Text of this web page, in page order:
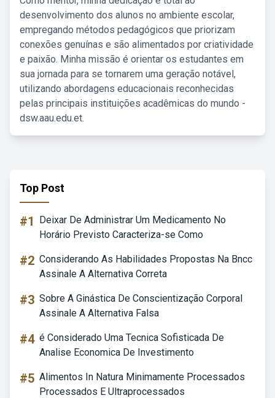
desenvolvimento dos alunos no ambiente escolar,
empregando métodos pedagógicos que priorizam
conexões genuínas e são alimentados por criatividade
e paixão. Minha missão é orientar os estudantes em
sua jornada para se tornarem uma geração notável,
utilizando abordagens educacionais reconhecidas
pelas principais instituições acadêmicas do mundo -
dsw.aau.edu.et.
Top Post
#1
Deixar De Administrar Um Medicamento No
Horário Previsto Caracteriza-se Como
#2 Considerando As Habilidades Propostas Na Bncc
Assinale A Alternativa Correta
#3 Sobre A Ginástica De Conscientização Corporal
Assinale A Alternativa Falsa
#4 é Considerado Uma Tecnica Sofisticada De
Analise Economica De Investimento
#5 Alimentos In Natura Minimamente Processados
Processados E Ultraprocessados